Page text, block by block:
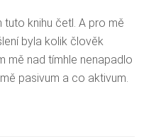
knihu četl. A pro mě
byla kolik člověk
mě nad tímhle nenapadlo
pasivum a co aktivum.